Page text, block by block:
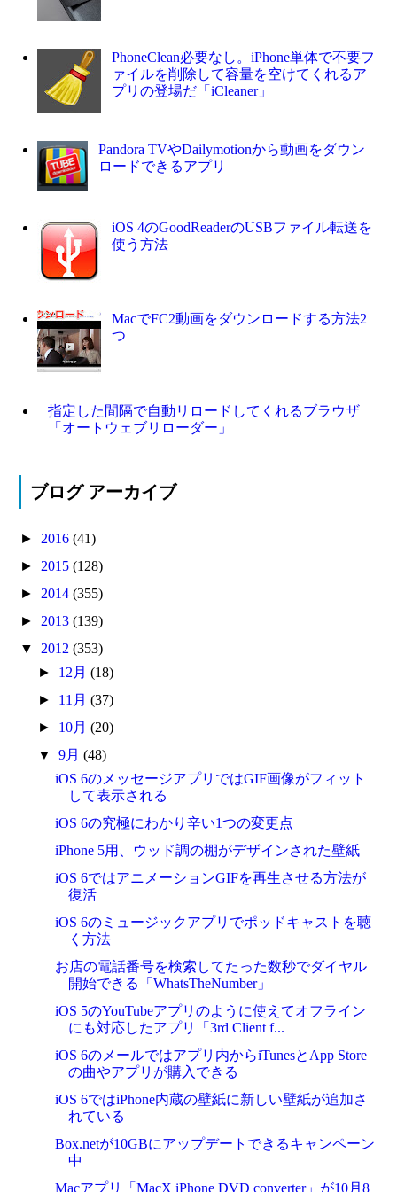
PhoneClean必要なし。iPhone単体で不要フ
ァイルを削除して容量を空けてくれるア
プリの登場だ「iCleaner」
Pandora TVやDailymotionから動画をダウン
ロードできるアプリ
iOS 4のGoodReaderのUSBファイル転送を
使う方法
MacでFC2動画をダウンロードする方法2
つ
指定した間隔で自動リロードしてくれるブラウザ
「オートウェブリローダー」
ブログ アーカイブ
► 2016(41)
► 2015(128)
► 2014(355)
► 2013(139)
▼ 2012(353)
► 12月 (18)
► 11月 (37)
► 10月 (20)
▼ 9月 (48)
iOS 6のメッセージアプリではGIF画像がフィット
して表示される
iOS 6の究極にわかり辛い1つの変更点
iPhone 5用、ウッド調の棚がデザインされた壁紙
iOS 6ではアニメーションGIFを再生させる方法が
復活
iOS 6のミュージックアプリでポッドキャストを聴
く方法
お店の電話番号を検索してたった数秒でダイヤル
開始できる「WhatsTheNumber」
iOS 5のYouTubeアプリのように使えてオフライン
にも対応したアプリ「3rd Client f...
iOS 6のメールではアプリ内からiTunesとApp Store
の曲やアプリが購入できる
iOS 6ではiPhone内蔵の壁紙に新しい壁紙が追加さ
れている
Box.netが10GBにアップデートできるキャンペーン
中
Macアプリ「MacX iPhone DVD converter」が10月8